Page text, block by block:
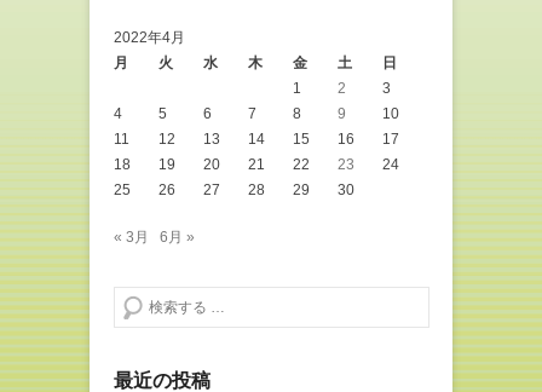
2022年4月
月
火 水 木 金 土
日
1
2
3
4
5 6 7 8 9
10
11
12 13 14 15 16
17
18
19 20 21 22 23
24
25
26 27 28 29 30
« 3月 6月 »
検索する
最近の投稿